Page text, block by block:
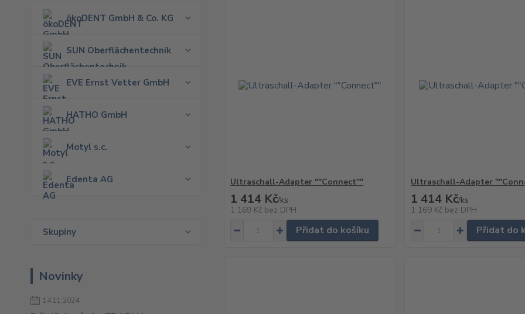
ökoDENT GmbH & Co. KG
SUN Oberflächentechnik
EVE Ernst Vetter GmbH
HATHO GmbH
Motyl s.c.
Edenta AG
Skupiny
Novinky
14.11.2024
Ultraschall-Adapter ""Connect""
1 414 Kč/ks
1 169 Kč bez DPH
Přidat do košíku
Ultraschall-Adapter
1 414 Kč/ks
1 169 Kč bez DPH
Přidat do